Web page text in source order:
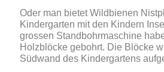
Oder man bietet Wildbienen
Kindergarten mit den Kindern
grossen Standbohrmaschine
Holzblöcke gebohrt. Die Blöcke
Südwand des Kindergartens